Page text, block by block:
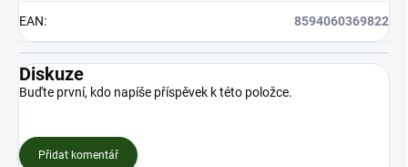
EAN: 8594060369822
Diskuze
Buďte první, kdo napíše příspěvek k této položce.
Přidat komentář